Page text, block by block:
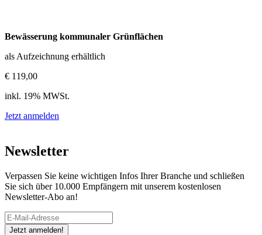
Bewässerung kommunaler Grünflächen
als Aufzeichnung erhältlich
€ 119,00
inkl. 19% MWSt.
Jetzt anmelden
Newsletter
Verpassen Sie keine wichtigen Infos Ihrer Branche und schließen
Sie sich über 10.000 Empfängern mit unserem kostenlosen
Newsletter-Abo an!
Jetzt anmelden!